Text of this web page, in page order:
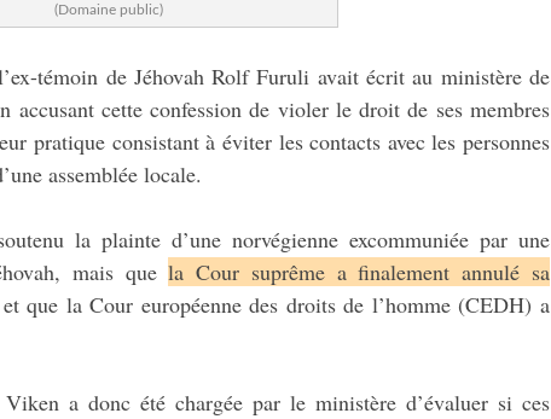
(Domaine public)
témoin de Jéhovah Rolf Furuli avait écrit au ministère de
accusant cette confession de violer le droit de ses membres
pratique consistant à éviter les contacts avec les personnes
assemblée locale.
la plainte d’une norvégienne excommuniée par une
mais quela Cour suprême a finalement annulé sa
et que la Cour européenne des droits de l’homme (CEDH) a
a donc été chargée par le ministère d’évaluer si ces